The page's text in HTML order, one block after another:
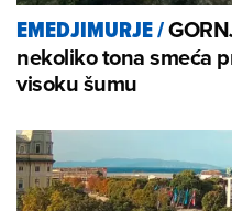
EMEDJIMURJE/
nekoliko tona smeća
visoku šumu